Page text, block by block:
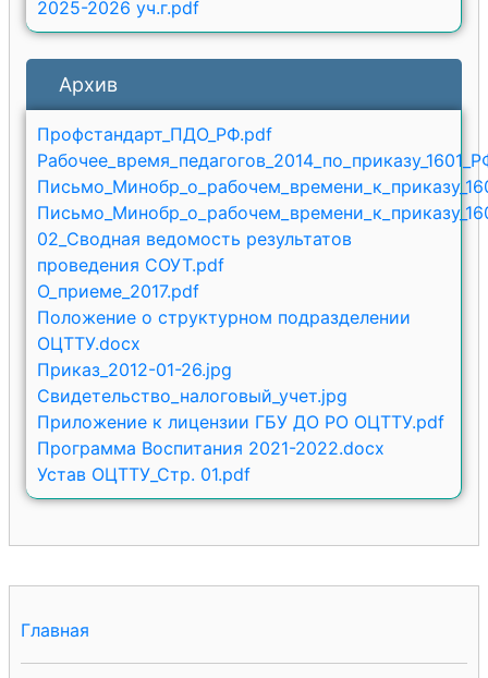
Главная
2025-2026 уч.г.pdf
Архив
Профстандарт_ПДО_РФ.pdf
02_Сводная ведомость результатов
проведения СОУТ.pdf
О_приеме_2017.pdf
Положение о структурном подразделении
ОЦТТУ.docx
Приказ_2012-01-26.jpg
Свидетельство_налоговый_учет.jpg
Приложение к лицензии ГБУ ДО РО ОЦТТУ.pdf
Программа Воспитания 2021-2022.docx
Устав ОЦТТУ_Стр. 01.pdf